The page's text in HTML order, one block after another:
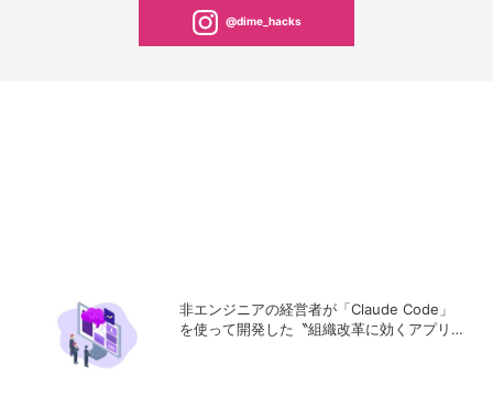
@dime_hacks
非エンジニアの経営者が「Claude Code」
を使って開発した〝組織改革に効くアプリ〟